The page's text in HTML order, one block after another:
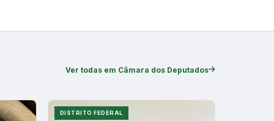
Ver todas em Câmara dos Deputados
DISTRITO FEDERAL